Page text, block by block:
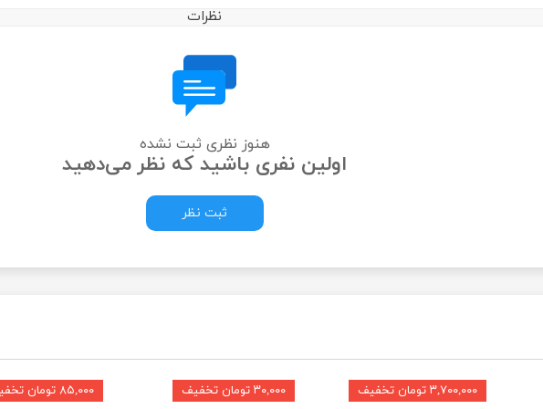
نظرات
هنوز نظری ثبت نشده
اولین نفری باشید که نظر می‌دهید
ثبت نظر
۸۵,۰۰۰ تومان تخفیف ۳۰,۰۰۰ تومان تخفیف ۳,۷۰۰,۰۰۰ تومان تخفیف